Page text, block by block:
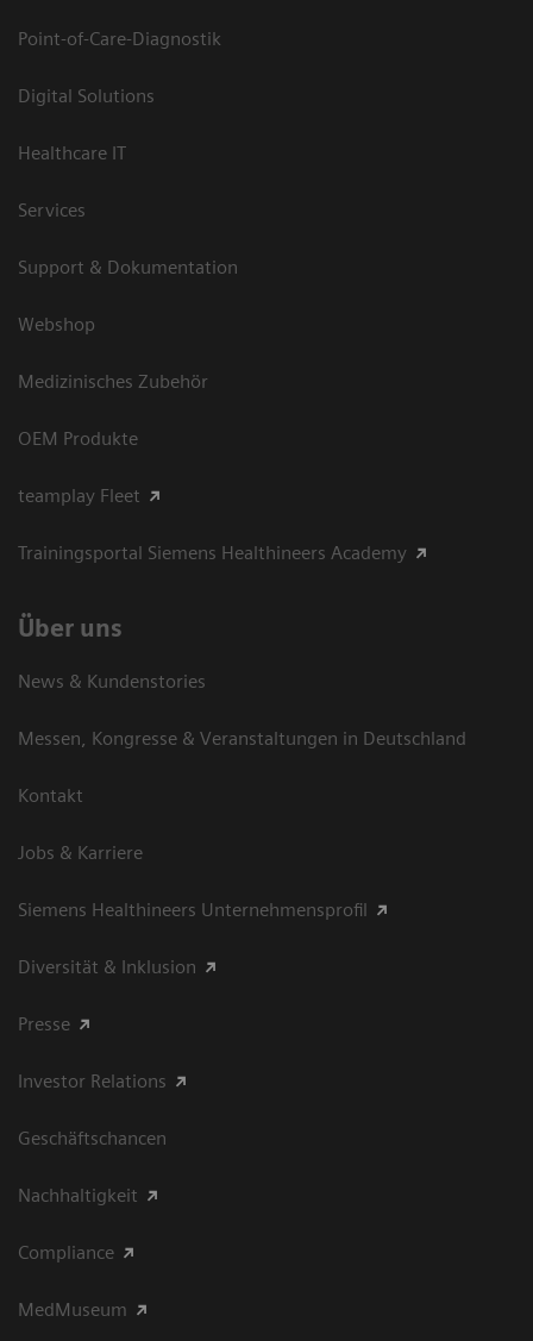
Point-of-Care-Diagnostik
Digital Solutions
Healthcare IT
Services
Support & Dokumentation
Webshop
Medizinisches Zubehör
OEM Produkte
teamplay Fleet
Trainingsportal Siemens Healthineers Academy
Über uns
News & Kundenstories
Messen, Kongresse & Veranstaltungen in Deutschland
Kontakt
Jobs & Karriere
Siemens Healthineers Unternehmensprofil
Diversität & Inklusion
Presse
Investor Relations
Geschäftschancen
Nachhaltigkeit
Compliance
MedMuseum